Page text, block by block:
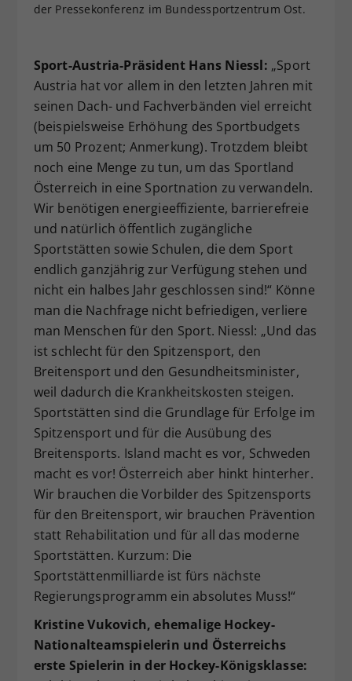
der Pressekonferenz im Bundessportzentrum Ost.
Sport-Austria-Präsident Hans Niessl: „Sport
Austria hat vor allem in den letzten Jahren mit
seinen Dach- und Fachverbänden viel erreicht
(beispielsweise Erhöhung des Sportbudgets
um 50 Prozent; Anmerkung). Trotzdem bleibt
noch eine Menge zu tun, um das Sportland
Österreich in eine Sportnation zu verwandeln.
Wir benötigen energieeffiziente, barrierefreie
und natürlich öffentlich zugängliche
Sportstätten sowie Schulen, die dem Sport
endlich ganzjährig zur Verfügung stehen und
nicht ein halbes Jahr geschlossen sind!“ Könne
man die Nachfrage nicht befriedigen, verliere
man Menschen für den Sport. Niessl: „Und das
ist schlecht für den Spitzensport, den
Breitensport und den Gesundheitsminister,
weil dadurch die Krankheitskosten steigen.
Sportstätten sind die Grundlage für Erfolge im
Spitzensport und für die Ausübung des
Breitensports. Island macht es vor, Schweden
macht es vor! Österreich aber hinkt hinterher.
Wir brauchen die Vorbilder des Spitzensports
für den Breitensport, wir brauchen Prävention
statt Rehabilitation und für all das moderne
Sportstätten. Kurzum: Die
Sportstättenmilliarde ist fürs nächste
Regierungsprogramm ein absolutes Muss!“
Kristine Vukovich, ehemalige Hockey-
Nationalteamspielerin und Österreichs
erste Spielerin in der Hockey-Königsklasse: